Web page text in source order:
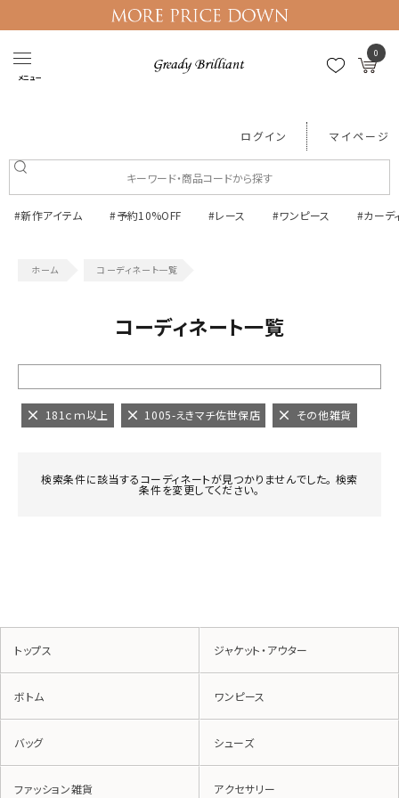
メニュー
0
ログイン マイページ
#新作アイテム #予約10%OFF #レース #ワンピース #カーデ
コーディネート一覧
コーディネート一覧
181ｃｍ以上 1005-えきマチ佐世保店 その他雑貨
検索条件に該当するコーディネートが見つかりませんでした。 検索
条件を変更してください。
トップス ジャケット・アウター
ボトム ワンピース
バッグ シューズ
ファッション雑貨 アクセサリー